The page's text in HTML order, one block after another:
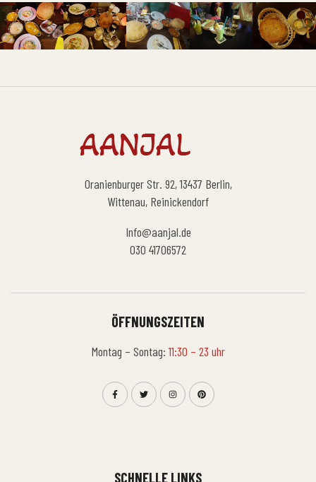
Oranienburger Str. 92, 13437 Berlin,
Wittenau, Reinickendorf
Info@aanjal.de
030 41706572
SCHNELLE LINKS
ÖFFNUNGSZEITEN
Montag – Sontag:11:30 – 23 uhr